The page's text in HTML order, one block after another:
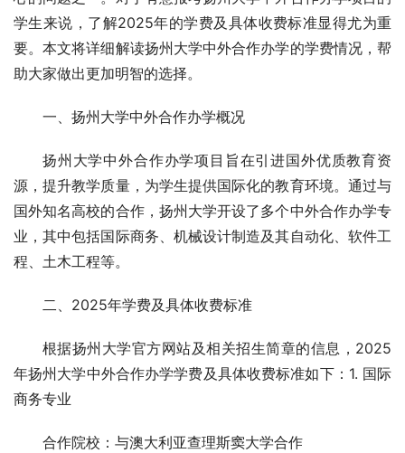
学生来说，了解2025年的学费及具体收费标准显得尤为重
要。本文将详细解读扬州大学中外合作办学的学费情况，帮
助大家做出更加明智的选择。
一、扬州大学中外合作办学概况
扬州大学中外合作办学项目旨在引进国外优质教育资
源，提升教学质量，为学生提供国际化的教育环境。通过与
国外知名高校的合作，扬州大学开设了多个中外合作办学专
业，其中包括国际商务、机械设计制造及其自动化、软件工
程、土木工程等。
二、2025年学费及具体收费标准
根据扬州大学官方网站及相关招生简章的信息，2025
年扬州大学中外合作办学学费及具体收费标准如下：1. 国际
商务专业
合作院校：与澳大利亚查理斯窦大学合作